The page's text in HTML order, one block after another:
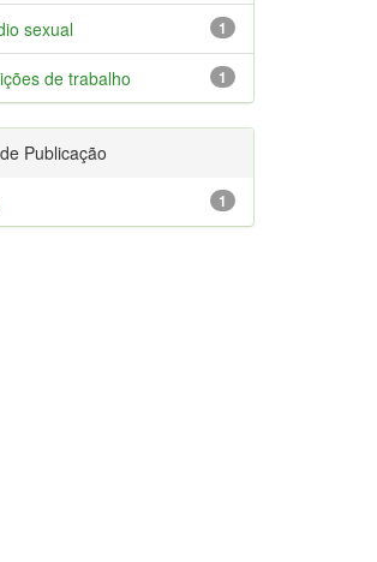
1
sexual
1
de trabalho
Publicação
1